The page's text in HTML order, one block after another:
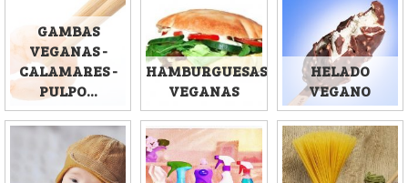
GAMBAS
VEGANAS -
CALAMARES -
PULPO...
HAMBURGUESAS
VEGANAS
HELADO
VEGANO